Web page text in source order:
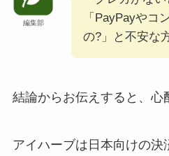
編集部
「PayPayやコ
の?」と不安な
結論からお伝えすると、心
アイハーブは日本向けの決